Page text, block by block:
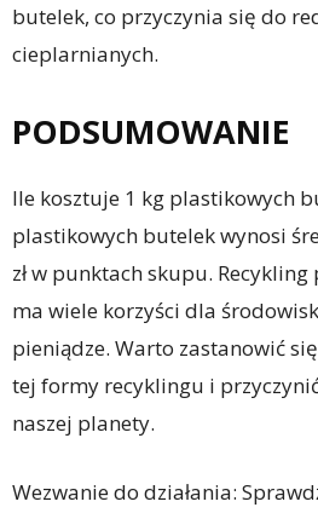
butelek, co przyczynia się do
cieplarnianych.
PODSUMOWANIE
Ile kosztuje 1 kg plastikowych
plastikowych butelek wynosi
zł w punktach skupu.
ma wiele korzyści dla
pieniądze. Warto zastanowić
tej formy recyklingu i
naszej planety.
Wezwanie do działania: